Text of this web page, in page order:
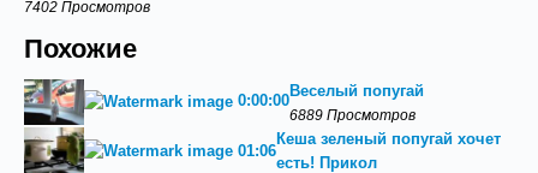
7402 Просмотров
Похожие
0:00:00
Веселый попугай
6889 Просмотров
01:06
Кеша зеленый попугай хочет
есть! Прикол